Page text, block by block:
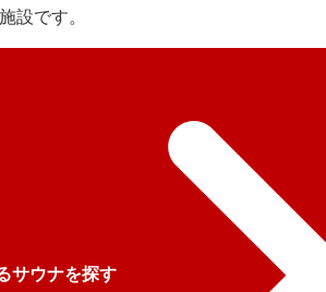
設です。
サウナを探す